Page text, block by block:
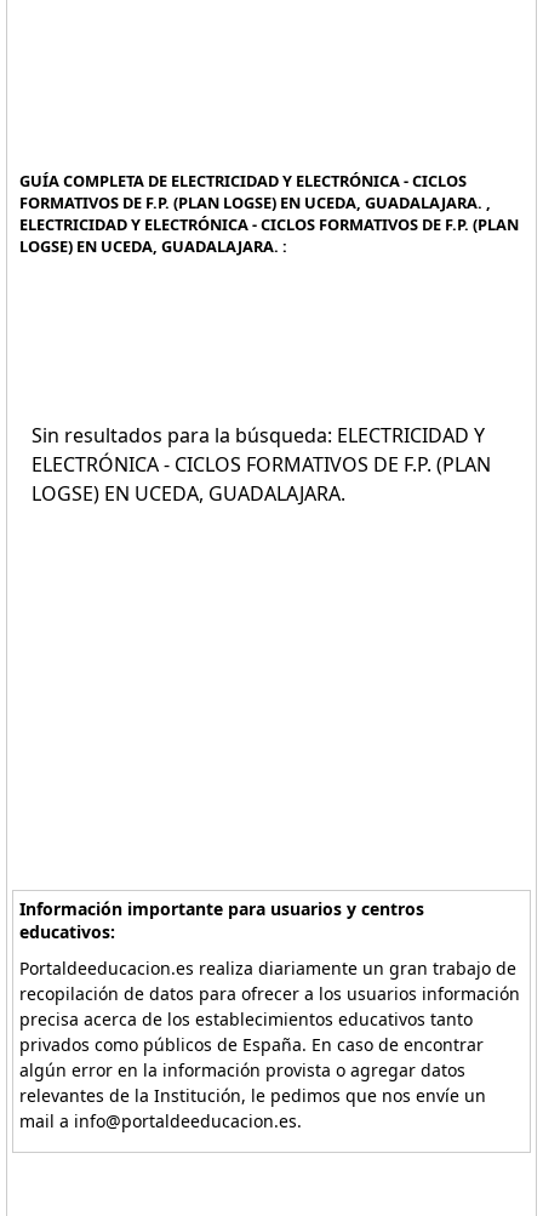
GUÍA COMPLETA DE ELECTRICIDAD Y ELECTRÓNICA - CICLOS
FORMATIVOS DE F.P. (PLAN LOGSE) EN UCEDA, GUADALAJARA. ,
ELECTRICIDAD Y ELECTRÓNICA - CICLOS FORMATIVOS DE F.P. (PLAN
LOGSE) EN UCEDA, GUADALAJARA. :
Sin resultados para la búsqueda: ELECTRICIDAD Y
ELECTRÓNICA - CICLOS FORMATIVOS DE F.P. (PLAN
LOGSE) EN UCEDA, GUADALAJARA.
Información importante para usuarios y centros
educativos:
Portaldeeducacion.es realiza diariamente un gran trabajo de
recopilación de datos para ofrecer a los usuarios información
precisa acerca de los establecimientos educativos tanto
privados como públicos de España. En caso de encontrar
algún error en la información provista o agregar datos
relevantes de la Institución, le pedimos que nos envíe un
mail a info@portaldeeducacion.es.